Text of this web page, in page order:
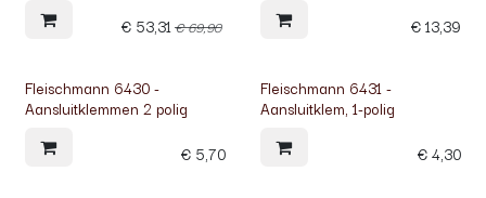
€ 53,31€69,90 €13,39
Fleischmann 6430 -
Aansluitklemmen 2 polig
€ 5,70
Fleischmann 6431 -
Aansluitklem, 1-polig
€4,30